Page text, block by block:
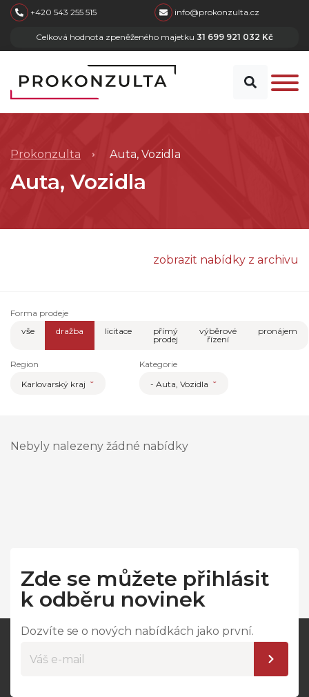
skip to main content
+420 543 255 515 info@prokonzulta.cz
Celková hodnota zpeněženého majetku 31 699 921 032 Kč
Prokonzulta Auta, Vozidla
Auta, Vozidla
zobrazit nabídky z archivu
Forma prodeje
vše
dražba licitace
přímý
prodej
výběrové
řízení
pronájem
Region
Karlovarský kraj
Kategorie
- Auta, Vozidla
Nebyly nalezeny žádné nabídky
Zde se můžete přihlásit
k odběru novinek
Dozvíte se o nových nabídkách jako první.